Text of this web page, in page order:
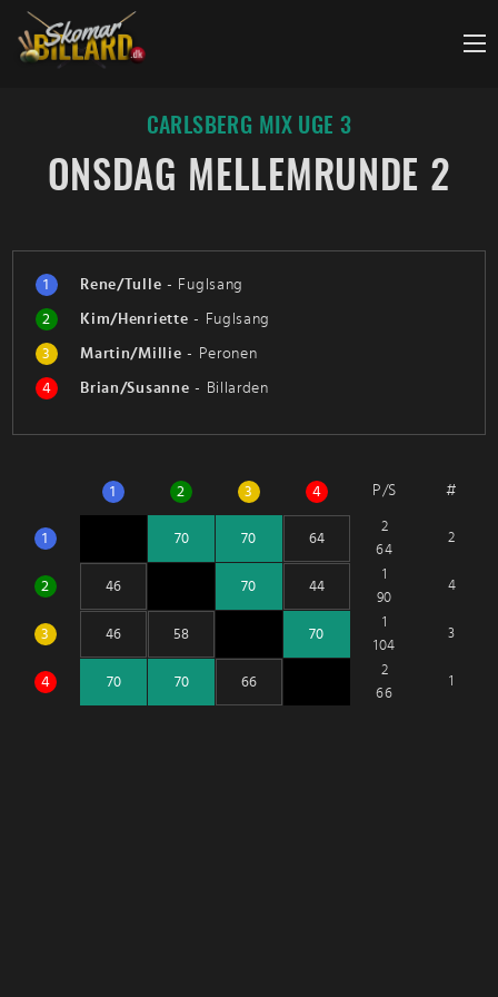
Fortsæt
indhold
CARLSBERG MIX UGE 3
ONSDAG MELLEMRUNDE 2
1 Rene/Tulle - Fuglsang
2
Kim/Henriette - Fuglsang
3
Martin/Millie - Peronen
4
Brian/Susanne - Billarden
1 2 3 4 P/S #
1
2
64
2
2
1
90
4
3
1
104
3
4
2
66
1